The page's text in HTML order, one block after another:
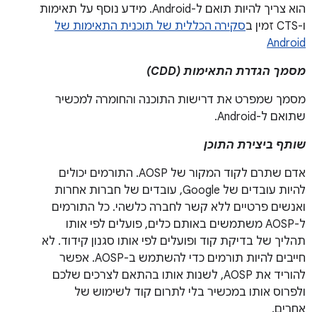
הוא צריך להיות תואם ל-Android. מידע נוסף על תאימות
ו-CTS זמין ב
סקירה הכללית של תוכנית התאימות של
Android
מסמך הגדרת התאימות (CDD)
מסמך שמפרט את דרישות התוכנה והחומרה למכשיר
שתואם ל-Android.
שותף ביצירת התוכן
אדם שתרם לקוד המקור של AOSP. התורמים יכולים
להיות עובדים של Google, עובדים של חברות אחרות
ואנשים פרטיים ללא קשר לחברה כלשהי. כל התורמים
ל-AOSP משתמשים באותם כלים, פועלים לפי אותו
תהליך של בדיקת קוד ופועלים לפי אותו סגנון קידוד. לא
חייבים להיות תורמים כדי להשתמש ב-AOSP. אפשר
להוריד את AOSP, לשנות אותו בהתאם לצרכים שלכם
ולפרוס אותו במכשיר בלי לתרום קוד לשימוש של
אחרים.